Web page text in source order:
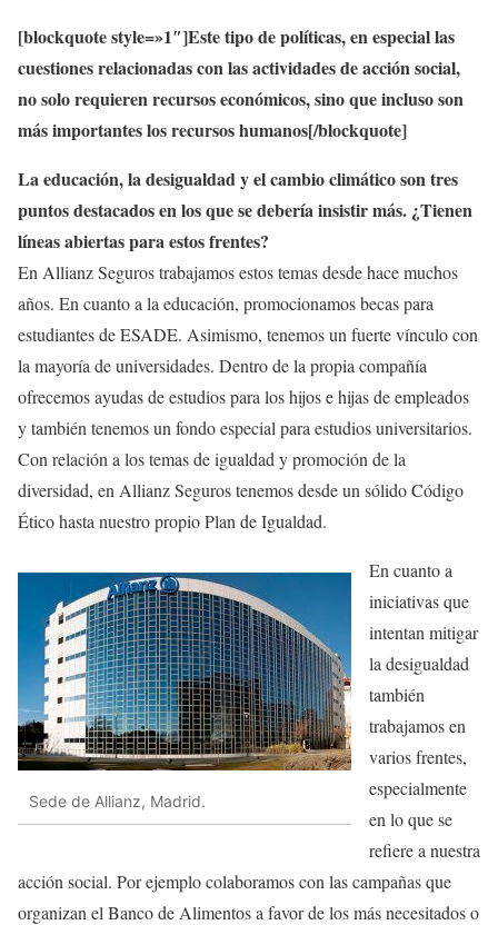
[blockquote style=»1″]Este tipo de políticas, en especial las
cuestiones relacionadas con las actividades de acción social,
no solo requieren recursos económicos, sino que incluso son
más importantes los recursos humanos[/blockquote]
La educación, la desigualdad y el cambio climático son tres
puntos destacados en los que se debería insistir más. ¿Tienen
líneas abiertas para estos frentes?
En Allianz Seguros trabajamos estos temas desde hace muchos
años. En cuanto a la educación, promocionamos becas para
estudiantes de ESADE. Asimismo, tenemos un fuerte vínculo con
la mayoría de universidades. Dentro de la propia compañía
ofrecemos ayudas de estudios para los hijos e hijas de empleados
y también tenemos un fondo especial para estudios universitarios.
Con relación a los temas de igualdad y promoción de la
diversidad, en Allianz Seguros tenemos desde un sólido Código
Ético hasta nuestro propio Plan de Igualdad.
Sede de Allianz, Madrid.
En cuanto a
iniciativas que
intentan mitigar
la desigualdad
también
trabajamos en
varios frentes,
especialmente
en lo que se
refiere a nuestra
acción social. Por ejemplo colaboramos con las campañas que
organizan el Banco de Alimentos a favor de los más necesitados o